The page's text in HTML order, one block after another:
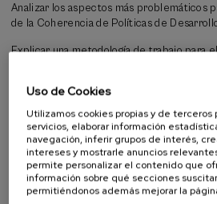
Analizar los aspectos más problemáticos
de la Coherencia de Políticas de
Explicar una metodología de trabajo para
Colaboradores
Uso de Cookies
Utilizamos cookies propias y de terceros
servicios, elaborar información
navegación, inferir grupos de interés,
intereses y mostrarle anuncios
permite personalizar el contenido que
información sobre qué secciones
permitiéndonos además mejorar la